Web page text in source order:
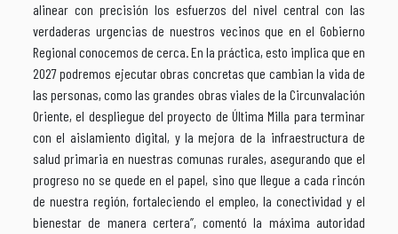
alinear con precisión los esfuerzos del nivel central con las
verdaderas urgencias de nuestros vecinos que en el Gobierno
Regional conocemos de cerca. En la práctica, esto implica que en
2027 podremos ejecutar obras concretas que cambian la vida de
las personas, como las grandes obras viales de la Circunvalación
Oriente, el despliegue del proyecto de Última Milla para terminar
con el aislamiento digital, y la mejora de la infraestructura de
salud primaria en nuestras comunas rurales, asegurando que el
progreso no se quede en el papel, sino que llegue a cada rincón
de nuestra región, fortaleciendo el empleo, la conectividad y el
bienestar de manera certera”, comentó la máxima autoridad